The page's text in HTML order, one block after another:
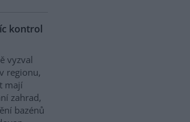
kontrol
vyzval
regionu,
mají
zahrad,
bazénů